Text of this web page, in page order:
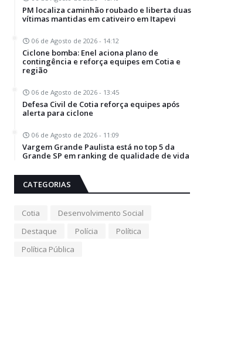
PM localiza caminhão roubado e liberta duas
vítimas mantidas em cativeiro em Itapevi
06 de Agosto de 2026 - 14:12
Ciclone bomba: Enel aciona plano de
contingência e reforça equipes em Cotia e
região
06 de Agosto de 2026 - 13:45
Defesa Civil de Cotia reforça equipes após
alerta para ciclone
06 de Agosto de 2026 - 11:09
Vargem Grande Paulista está no top 5 da
Grande SP em ranking de qualidade de vida
CATEGORIAS
Cotia
Desenvolvimento Social
Destaque
Polícia
Política
Política Pública